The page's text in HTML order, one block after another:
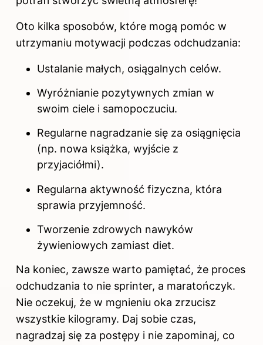
Oto kilka sposobów, które mogą pomóc w
utrzymaniu motywacji podczas odchudzania:
Ustalanie małych, osiągalnych celów.
Wyróżnianie pozytywnych zmian w
swoim ciele i samopoczuciu.
Regularne nagradzanie się za osiągnięcia
(np. nowa książka, wyjście z
przyjaciółmi).
Regularna aktywność fizyczna, która
sprawia przyjemność.
Tworzenie zdrowych nawyków
żywieniowych zamiast diet.
Na koniec, zawsze warto pamiętać, że proces
odchudzania to nie sprinter, a maratończyk.
Nie oczekuj, że w mgnieniu oka zrzucisz
wszystkie kilogramy. Daj sobie czas,
nagradzaj się za postępy i nie zapominaj, co